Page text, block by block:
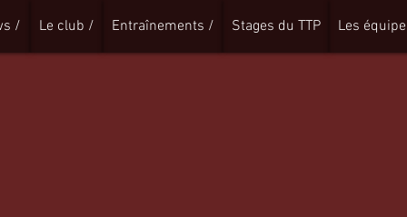
/ Le club / Entraînements / Stages du TTP Les